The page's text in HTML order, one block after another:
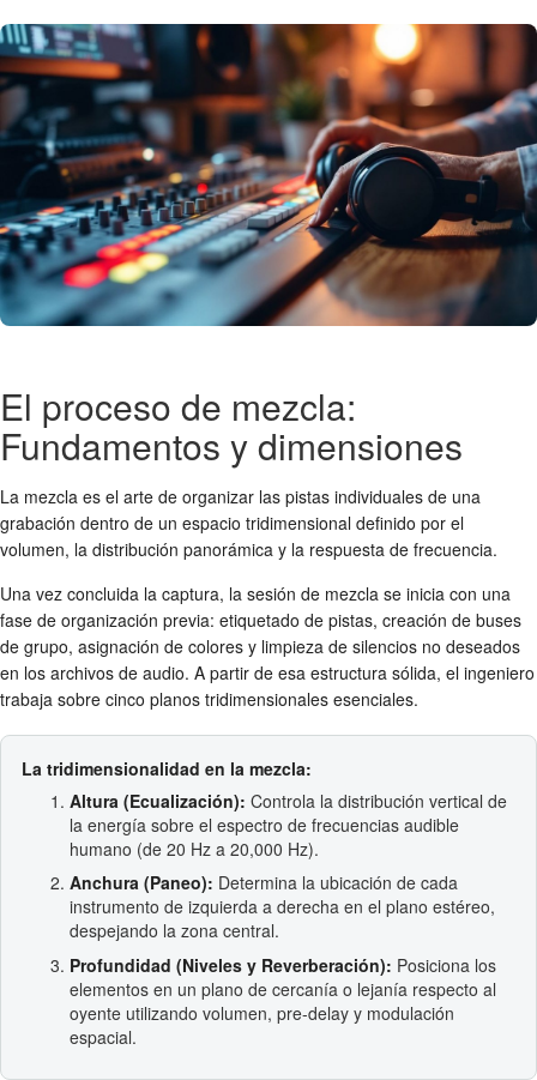
El proceso de mezcla:
Fundamentos y dimensiones
La mezcla es el arte de organizar las pistas individuales de una
grabación dentro de un espacio tridimensional definido por el
volumen, la distribución panorámica y la respuesta de frecuencia.
Una vez concluida la captura, la sesión de mezcla se inicia con una
fase de organización previa: etiquetado de pistas, creación de buses
de grupo, asignación de colores y limpieza de silencios no deseados
en los archivos de audio. A partir de esa estructura sólida, el ingeniero
trabaja sobre cinco planos tridimensionales esenciales.
La tridimensionalidad en la mezcla:
Altura (Ecualización): Controla la distribución vertical de
la energía sobre el espectro de frecuencias audible
humano (de 20 Hz a 20,000 Hz).
Anchura (Paneo): Determina la ubicación de cada
instrumento de izquierda a derecha en el plano estéreo,
despejando la zona central.
Profundidad (Niveles y Reverberación): Posiciona los
elementos en un plano de cercanía o lejanía respecto al
oyente utilizando volumen, pre-delay y modulación
espacial.